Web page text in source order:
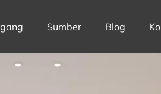
Sumber Blog